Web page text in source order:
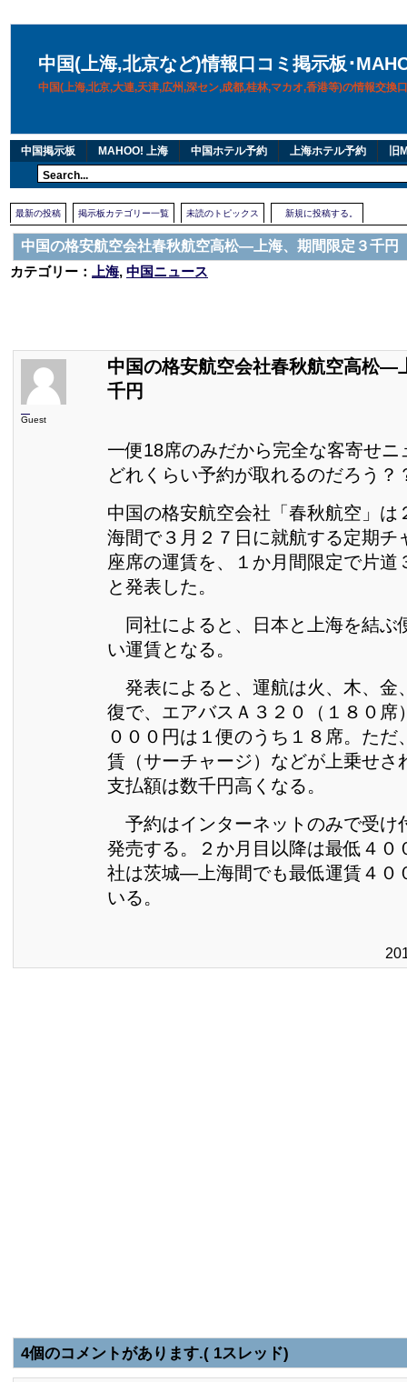
中国(上海,北京など)情報口コミ掲示板･
中国(上海,北京,大連,天津,広州,深セン,成都,桂林,マカオ,香港等)の情報交換
中国掲示板 MAHOO! 上海 中国ホテル予約 上海ホテル予約 旧
最新の投稿 掲示板カテゴリー一覧 未読のトピックス 新規に投稿する。
中国の格安航空会社春秋航空高松―上海、期間限定３千円
カテゴリー：
上海, 中国ニュース
Guest
中国の格安航空会社春秋航空高松―
千円
一便18席のみだから完全な客寄せニ
どれくらい予約が取れるのだろう？
中国の格安航空会社「春秋航空」
海間で３月２７日に就航する定期チ
座席の運賃を、１か月間限定で片道
と発表した。
同社によると、日本と上海を結ぶ
い運賃となる。
発表によると、運航は火、木、金
復で、エアバスＡ３２０（１８０席
０００円は１便のうち１８席。ただ
賃（サーチャージ）などが上乗せさ
支払額は数千円高くなる。
予約はインターネットのみで受け
発売する。２か月目以降は最低４０
社は茨城―上海間でも最低運賃４０
いる。
4個のコメントがあります.( 1スレッド)